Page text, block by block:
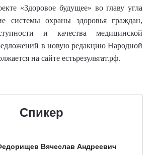
е «Здоровое будущее» во главу угла
системы охраны здоровья граждан,
и качества медицинской
в новую редакцию Народной
на сайте естьрезультат.рф.
Спикер
Вячеслав Андреевич